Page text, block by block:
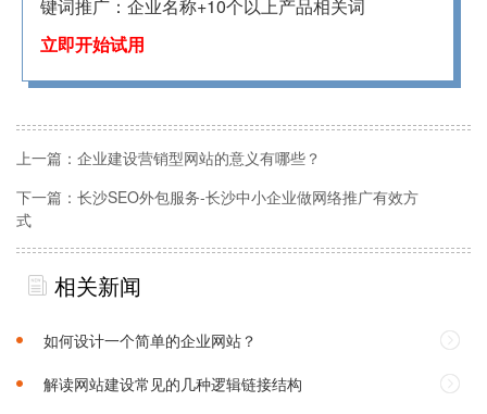
键词推广：企业名称+10个以上产品相关词
立即开始试用
上一篇： 企业建设营销型网站的意义有哪些？
下一篇： 长沙SEO外包服务-长沙中小企业做网络推广有效方
式
相关新闻
如何设计一个简单的企业网站？
解读网站建设常见的几种逻辑链接结构